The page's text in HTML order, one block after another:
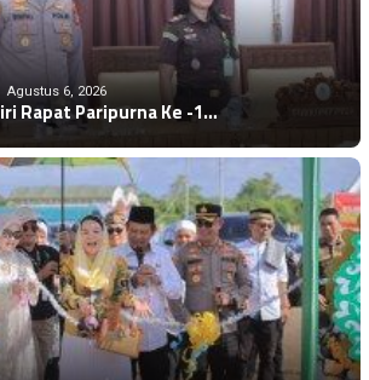
Agustus 6, 2026
Rapat Paripurna Ke -1…